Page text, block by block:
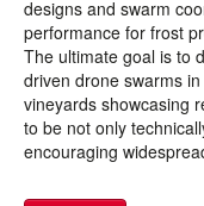
designs and swarm
performance for frost
The ultimate goal is to
driven drone swarms
vineyards showcasing
to be not only
encouraging